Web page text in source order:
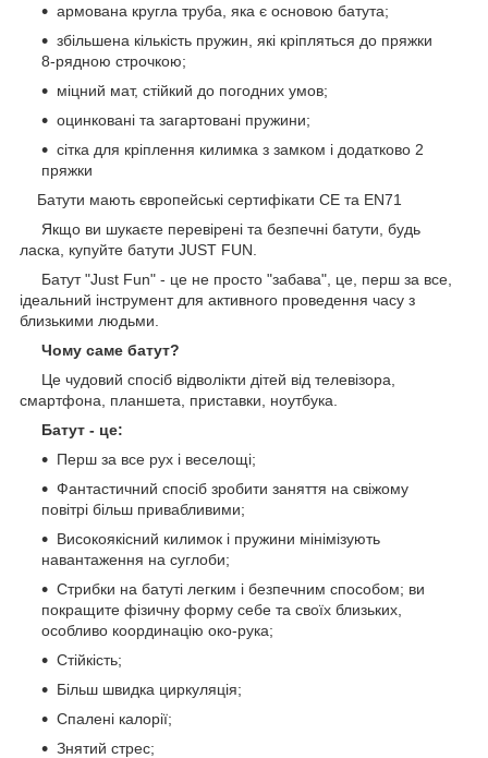
армована кругла труба, яка є основою батута;
збільшена кількість пружин, які кріпляться до пряжки
8-рядною строчкою;
міцний мат, стійкий до погодних умов;
оцинковані та загартовані пружини;
сітка для кріплення килимка з замком і додатково 2
пряжки
Батути мають європейські сертифікати CE та EN71
Якщо ви шукаєте перевірені та безпечні батути, будь
ласка, купуйте батути JUST FUN.
Батут "Just Fun" - це не просто "забава", це, перш за все,
ідеальний інструмент для активного проведення часу з
близькими людьми.
Чому саме батут?
Це чудовий спосіб відволікти дітей від телевізора,
смартфона, планшета, приставки, ноутбука.
Батут - це:
Перш за все рух і веселощі;
Фантастичний спосіб зробити заняття на свіжому
повітрі більш привабливими;
Високоякісний килимок і пружини мінімізують
навантаження на суглоби;
Стрибки на батуті легким і безпечним способом; ви
покращите фізичну форму себе та своїх близьких,
особливо координацію око-рука;
Стійкість;
Більш швидка циркуляція;
Спалені калорії;
Знятий стрес;